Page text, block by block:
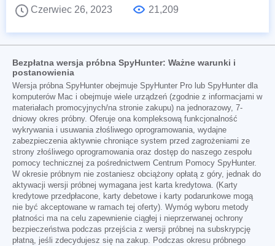
Czerwiec 26, 2023
21,209
Bezpłatna wersja próbna SpyHunter: Ważne warunki i
postanowienia
Wersja próbna SpyHunter obejmuje SpyHunter Pro lub SpyHunter dla
komputerów Mac i obejmuje wiele urządzeń (zgodnie z informacjami w
materiałach promocyjnych/na stronie zakupu) na jednorazowy, 7-
dniowy okres próbny. Oferuje ona kompleksową funkcjonalność
wykrywania i usuwania złośliwego oprogramowania, wydajne
zabezpieczenia aktywnie chroniące system przed zagrożeniami ze
strony złośliwego oprogramowania oraz dostęp do naszego zespołu
pomocy technicznej za pośrednictwem Centrum Pomocy SpyHunter.
W okresie próbnym nie zostaniesz obciążony opłatą z góry, jednak do
aktywacji wersji próbnej wymagana jest karta kredytowa. (Karty
kredytowe przedpłacone, karty debetowe i karty podarunkowe mogą
nie być akceptowane w ramach tej oferty). Wymóg wyboru metody
płatności ma na celu zapewnienie ciągłej i nieprzerwanej ochrony
bezpieczeństwa podczas przejścia z wersji próbnej na subskrypcję
płatną, jeśli zdecydujesz się na zakup. Podczas okresu próbnego